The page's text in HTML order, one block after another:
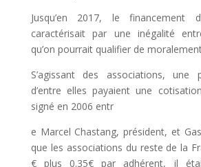
Jusqu’en 2017, le financement
caractérisait par une inégalité
qu’on pourrait qualifier de
S’agissant des associations, une
d’entre elles payaient une
signé en 2006 entr
e Marcel Chastang, président, et
que les associations du reste de la
€ plus 0.35€ par adhérent, il